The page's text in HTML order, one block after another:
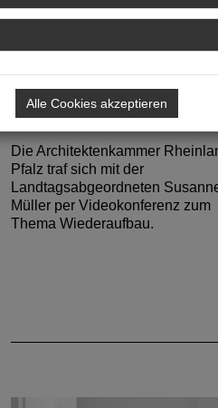
MEINUNG
Die Architektenkammer
Pfalz traf sich mit der
Landtagsabgeordneten
Müller per Videokonferenz zum
Thema Wiederaufbau.
Alle Cookies akzeptieren